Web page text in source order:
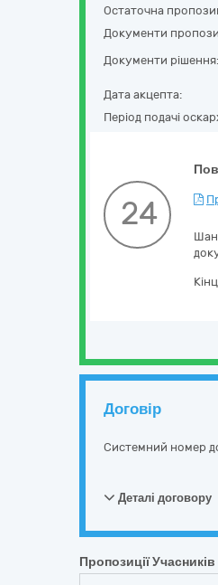
Остаточна
Документи
Документи рішення:
Дата акцепта:
Період подачі
24
Договір
Системний номер
Деталі договору
Пропозиції Учасників